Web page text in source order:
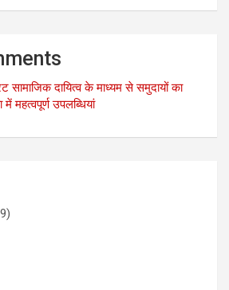
सामाजिक दायित्व के माध्यम से समुदायों का
महत्वपूर्ण उपलब्धियां